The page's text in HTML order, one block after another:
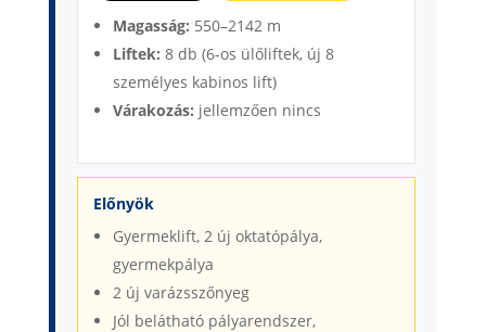
Magasság: 550–2142 m
Liftek: 8 db (6-os ülőliftek, új 8
személyes kabinos lift)
Várakozás: jellemzően nincs
Előnyök
Gyermeklift, 2 új oktatópálya,
gyermekpálya
2 új varázsszőnyeg
Jól belátható pályarendszer,